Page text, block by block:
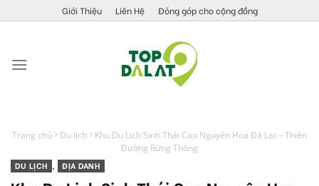
to
Giới Thiệu Liên Hệ Đóng góp cho cộng đồng
Trang chủ Du lịch
Khu Du Lịch Sinh Thái Cao Nguyên Hoa Đà Lạt – Thiên
Đường Rừng Thông
DU LỊCH , ĐỊA DANH